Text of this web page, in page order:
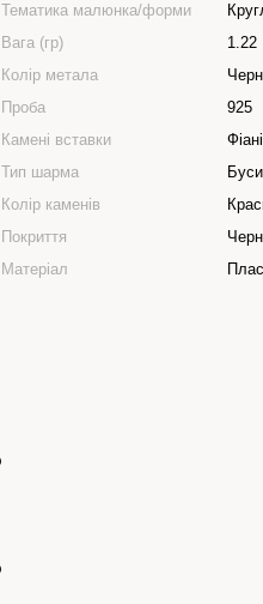
Тематика малюнка/форми
Вага (гр)
1.22
Колір метала
Проба
925
Камені вставки
Тип шарма
Колір каменів
Покриття
Матеріал